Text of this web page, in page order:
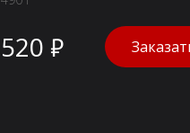
520 ₽